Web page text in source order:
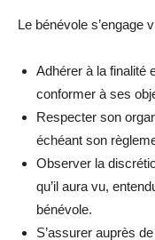
Le bénévole s’engage
Adhérer à la finalité
conformer à ses
Respecter son
échéant son
Observer la
qu’il aura vu,
bénévole.
S’assurer auprès